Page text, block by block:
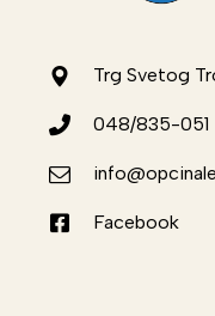
Trg Svetog
048/835-051
Facebook